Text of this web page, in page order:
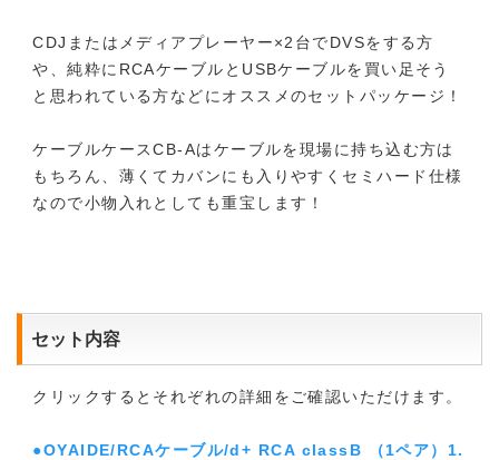
CDJまたはメディアプレーヤー×2台でDVSをする方
や、純粋にRCAケーブルとUSBケーブルを買い足そう
と思われている方などにオススメのセットパッケージ！
ケーブルケースCB-Aはケーブルを現場に持ち込む方は
もちろん、薄くてカバンにも入りやすくセミハード仕様
なので小物入れとしても重宝します！
セット内容
クリックするとそれぞれの詳細をご確認いただけます。
●OYAIDE/RCAケーブル/d+ RCA classB （1ペア）1.